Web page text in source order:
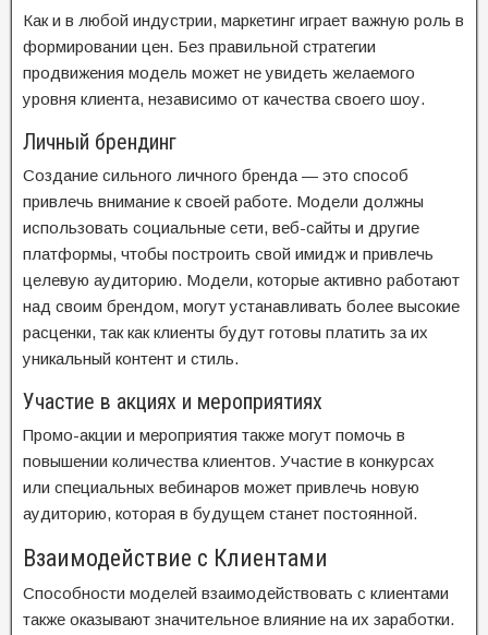
Как и в любой индустрии, маркетинг играет важную роль в
формировании цен. Без правильной стратегии
продвижения модель может не увидеть желаемого
уровня клиента, независимо от качества своего шоу.
Личный брендинг
Создание сильного личного бренда — это способ
привлечь внимание к своей работе. Модели должны
использовать социальные сети, веб-сайты и другие
платформы, чтобы построить свой имидж и привлечь
целевую аудиторию. Модели, которые активно работают
над своим брендом, могут устанавливать более высокие
расценки, так как клиенты будут готовы платить за их
уникальный контент и стиль.
Участие в акциях и мероприятиях
Промо-акции и мероприятия также могут помочь в
повышении количества клиентов. Участие в конкурсах
или специальных вебинаров может привлечь новую
аудиторию, которая в будущем станет постоянной.
Взаимодействие с Клиентами
Способности моделей взаимодействовать с клиентами
также оказывают значительное влияние на их заработки.